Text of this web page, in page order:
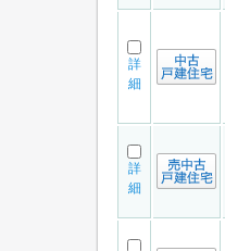
詳
細
詳
細